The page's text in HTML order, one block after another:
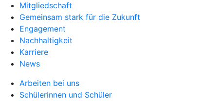
Mitgliedschaft
Gemeinsam stark für die Zukunft
Engagement
Nachhaltigkeit
Karriere
News
Arbeiten bei uns
Schülerinnen und Schüler